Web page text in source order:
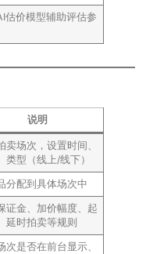
估价模型辅助评估参
说明
卖场次，设置时间、
类型（线上/线下）
分配到具体场次中
证金、加价幅度、起
延时拍卖等规则
次是否在前台显示、